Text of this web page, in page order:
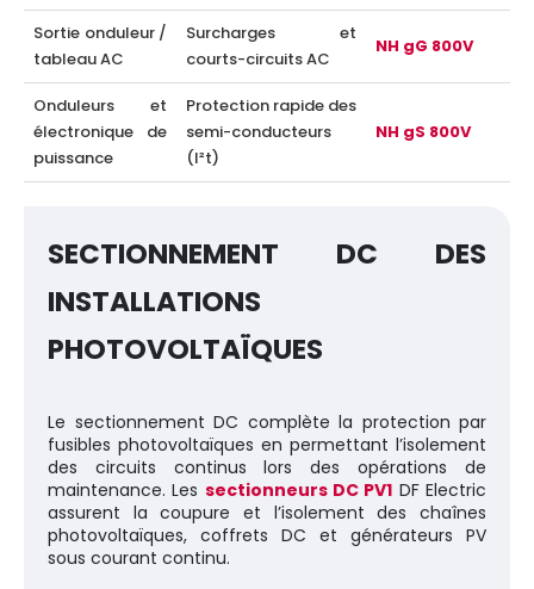
Sortie onduleur /
tableau AC
Surcharges et
courts-circuits AC
NH gG 800V
Onduleurs et
électronique de
puissance
Protection rapide des
semi-conducteurs
(I²t)
NH gS 800V
SECTIONNEMENT DC DES
INSTALLATIONS
PHOTOVOLTAÏQUES
Le sectionnement DC complète la protection par
fusibles photovoltaïques en permettant l’isolement
des circuits continus lors des opérations de
maintenance. Les sectionneurs DC PV1 DF Electric
assurent la coupure et l’isolement des chaînes
photovoltaïques, coffrets DC et générateurs PV
sous courant continu.